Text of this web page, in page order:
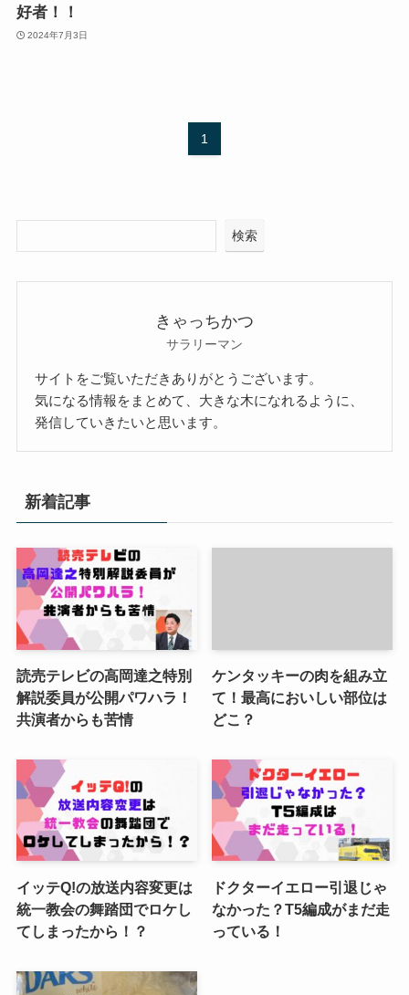
好者！！
2024年7月3日
1
検索
きゃっちかつ
サラリーマン
サイトをご覧いただきありがとうございます。
気になる情報をまとめて、大きな木になれるように、
発信していきたいと思います。
新着記事
読売テレビの高岡達之特別
解説委員が公開パワハラ！
共演者からも苦情
ケンタッキーの肉を組み立
て！最高においしい部位は
どこ？
イッテQ!の放送内容変更は
統一教会の舞踏団でロケし
てしまったから！？
ドクターイエロー引退じゃ
なかった？T5編成がまだ走
っている！